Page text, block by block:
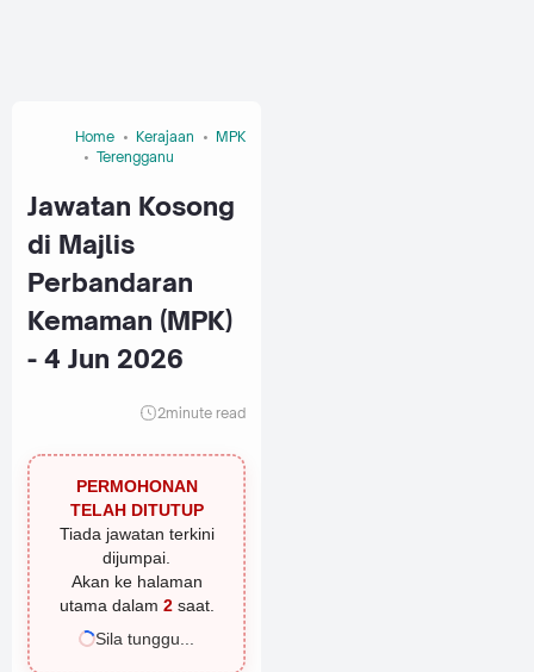
Home Kerajaan
MPK
Terengganu
Jawatan Kosong
di Majlis
Perbandaran
Kemaman (MPK)
- 4 Jun 2026
2minute read
PERMOHONAN
TELAH DITUTUP
Tiada jawatan terkini
dijumpai.
Akan ke halaman
utama dalam 1saat.
Sila tunggu...